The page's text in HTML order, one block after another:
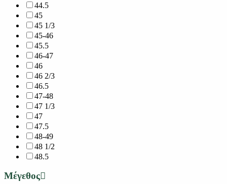
44.5
45
45 1/3
45-46
45.5
46-47
46
46 2/3
46.5
47-48
47 1/3
47
47.5
48-49
48 1/2
48.5
Μέγεθος